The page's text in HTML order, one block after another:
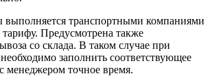
выполняется транспортными компаниями
Предусмотрена также
со склада. В таком случае при
заполнить соответствующее
менеджером точное время.